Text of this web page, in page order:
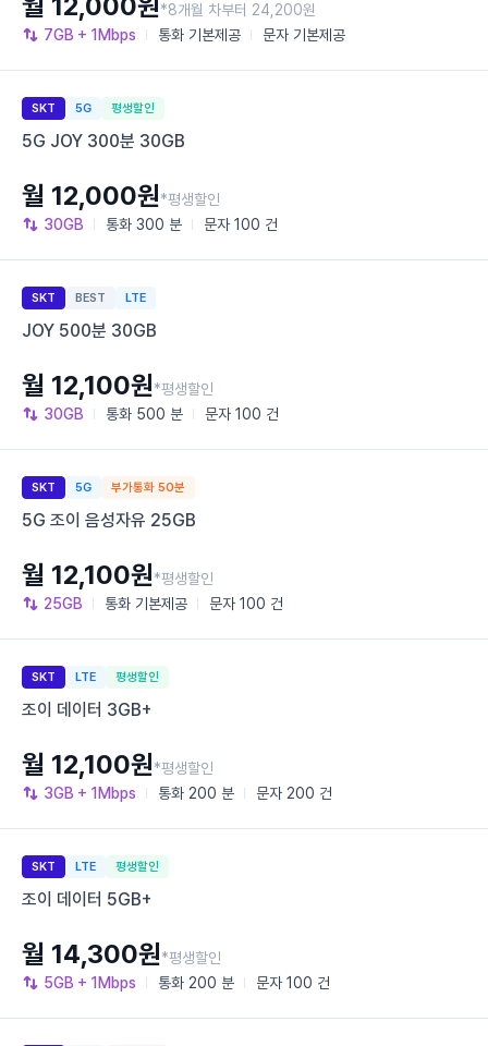
7GB + 1Mbps 통화 기본제공 문자 기본제공
*8개월 차부터 24,200원
SKT 5G 평생할인
5G JOY 300분 30GB
30GB 통화 300 분 문자 100 건
월 12,000원*평생할인
SKT BEST LTE
JOY 500분 30GB
30GB 통화 500 분 문자 100 건
월 12,100원*평생할인
SKT 5G 부가통화 50분
5G 조이 음성자유 25GB
25GB 통화 기본제공 문자 100 건
월 12,100원*평생할인
SKT LTE 평생할인
조이 데이터 3GB+
3GB + 1Mbps 통화 200 분 문자 200 건
월 12,100원*평생할인
SKT LTE 평생할인
조이 데이터 5GB+
5GB + 1Mbps 통화 200 분 문자 100 건
월 14,300원*평생할인